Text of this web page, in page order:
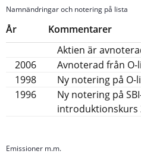
Namnändringar och notering på lista
År
Kommentarer
Aktien är
2006
Avnoterad från
1998
Ny notering på
1996
Ny notering på
introduktionskurs
Emissioner m.m.